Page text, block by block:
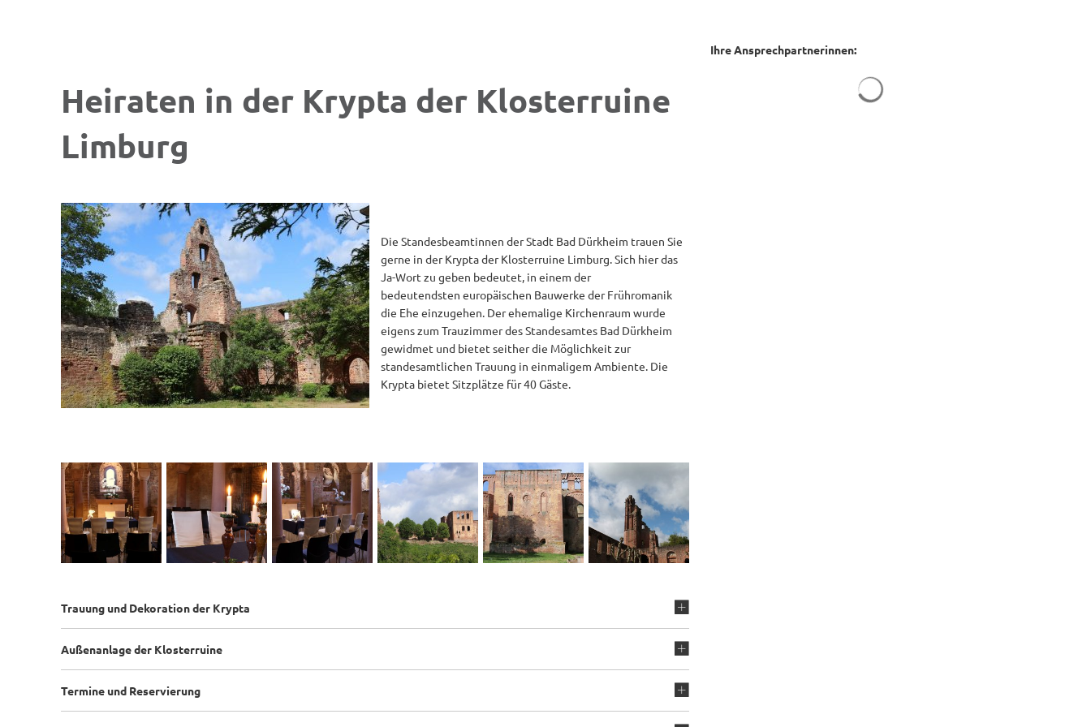
Heiraten in der Krypta der Klosterruine
Limburg
Die Standesbeamtinnen der Stadt Bad Dürkheim trauen Sie
gerne in der Krypta der Klosterruine Limburg. Sich hier das
Ja-Wort zu geben bedeutet, in einem der
bedeutendsten europäischen Bauwerke der Frühromanik
die Ehe einzugehen. Der ehemalige Kirchenraum wurde
eigens zum Trauzimmer des Standesamtes Bad Dürkheim
gewidmet und bietet seither die Möglichkeit zur
standesamtlichen Trauung in einmaligem Ambiente. Die
Krypta bietet Sitzplätze für 40 Gäste.
Trauung und Dekoration der Krypta
Außenanlage der Klosterruine
Termine und Reservierung
Ihre Ansprechpartnerinnen: